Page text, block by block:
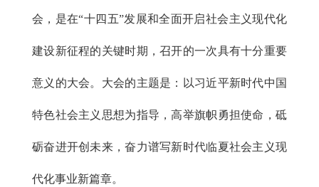
会，是在“十四五”发展和全面开启社会主义现代化
建设新征程的关键时期，召开的一次具有十分重要
意义的大会。大会的主题是：以习近平新时代中国
特色社会主义思想为指导，高举旗帜勇担使命，砥
砺奋进开创未来，奋力谱写新时代临夏社会主义现
代化事业新篇章。